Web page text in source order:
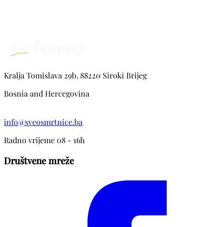
Kralja Tomislava 29b, 88220 Siroki Brijeg
Bosnia and Hercegovina
info@sveosmrtnice.ba
Radno vrijeme 08 - 16h
Društvene mreže